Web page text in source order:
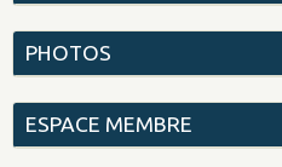
PHOTOS
ESPACE MEMBRE